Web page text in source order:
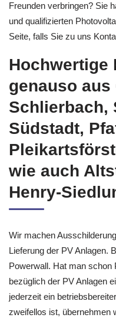
Freunden verbringen? Sie
und qualifizierten
Seite, falls Sie zu uns
Hochwertige
genauso aus
Schlierbach,
Südstadt,
wie auch
Henry-
Wir machen
Lieferung der PV Anlagen.
Powerwall. Hat man schon
bezüglich der PV Anlagen
jederzeit ein
zweifellos ist, übernehmen